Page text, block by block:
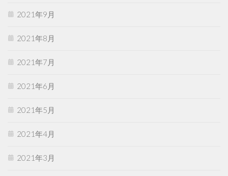
2021年9月
2021年8月
2021年7月
2021年6月
2021年5月
2021年4月
2021年3月